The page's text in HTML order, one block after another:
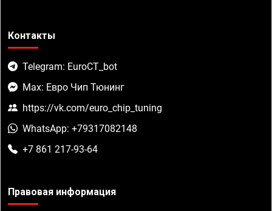
Контакты
Telegram: EuroCT_bot
Max: Евро Чип Тюнинг
https://vk.com/euro_chip_tuning
WhatsApp: +79317082148
+7 861 217-93-64
Правовая информация